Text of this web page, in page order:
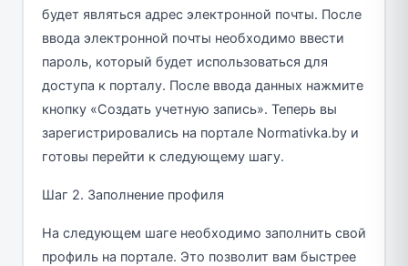
будет являться адрес электронной почты. После
ввода электронной почты необходимо ввести
пароль, который будет использоваться для
доступа к порталу. После ввода данных нажмите
кнопку «Создать учетную запись». Теперь вы
зарегистрировались на портале Normativka.by и
готовы перейти к следующему шагу.
Шаг 2. Заполнение профиля
На следующем шаге необходимо заполнить свой
профиль на портале. Это позволит вам быстрее